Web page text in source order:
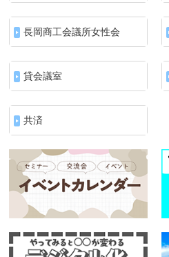
長岡商工会議所女性会
貸会議室
共済